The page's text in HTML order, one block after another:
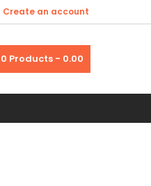
Create an account
0 Products - 0.00